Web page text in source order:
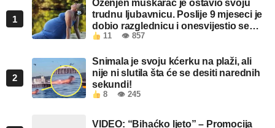
1
Oženjen muškarac je ostavio svoju
trudnu ljubavnicu. Poslije 9 mjeseci je
dobio razglednicu i onesvijestio se
kada je pročitao šta piše!
11 👁 857
2
Snimala je svoju kćerku na plaži, ali
nije ni slutila šta će se desiti narednih
sekundi!
8 👁 245
VIDEO: “Bihaćko ljeto” – Promocija